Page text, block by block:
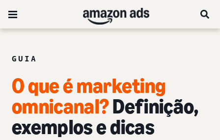
GUIA
O que é marketing
omnicanal?Definição,
exemplos e dicas